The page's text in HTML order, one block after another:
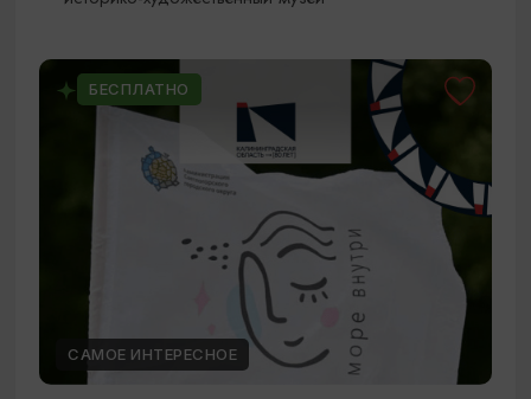
БЕСПЛАТНО
САМОЕ ИНТЕРЕСНОЕ